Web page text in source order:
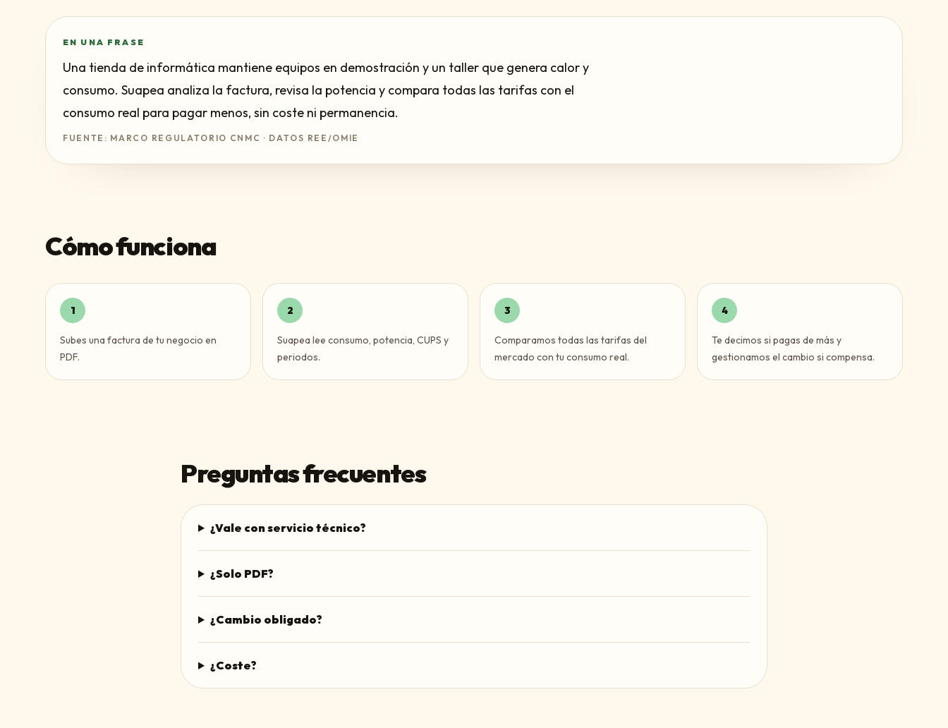
EN UNA FRASE
Una tienda de informática mantiene equipos en demostración y un taller que genera calor y
consumo. Suapea analiza la factura, revisa la potencia y compara todas las tarifas con el
consumo real para pagar menos, sin coste ni permanencia.
FUENTE: MARCO REGULATORIO CNMC · DATOS REE/OMIE
Cómo funciona
1
Subes una factura de tu negocio en
PDF.
2
Suapea lee consumo, potencia, CUPS y
periodos.
3
Comparamos todas las tarifas del
mercado con tu consumo real.
4
Te decimos si pagas de más y
gestionamos el cambio si compensa.
Preguntas frecuentes
¿Vale con servicio técnico?
¿Solo PDF?
¿Cambio obligado?
¿Coste?